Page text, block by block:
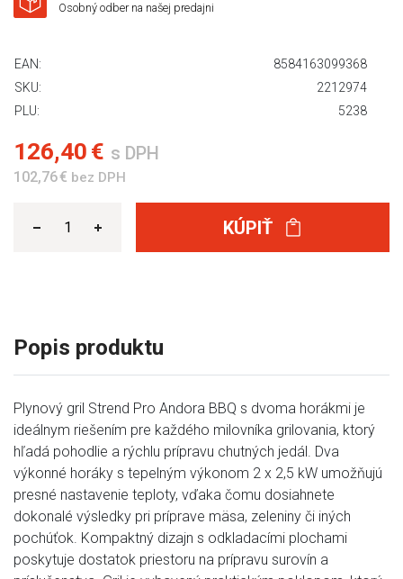
Osobný odber na našej predajni
EAN:
8584163099368
SKU:
2212974
PLU:
5238
126,40 € s DPH
102,76 € bez DPH
KÚPIŤ
Popis produktu
Plynový gril Strend Pro Andora BBQ s dvoma horákmi je
ideálnym riešením pre každého milovníka grilovania, ktorý
hľadá pohodlie a rýchlu prípravu chutných jedál. Dva
výkonné horáky s tepelným výkonom 2 x 2,5 kW umožňujú
presné nastavenie teploty, vďaka čomu dosiahnete
dokonalé výsledky pri príprave mäsa, zeleniny či iných
pochúťok. Kompaktný dizajn s odkladacími plochami
poskytuje dostatok priestoru na prípravu surovín a